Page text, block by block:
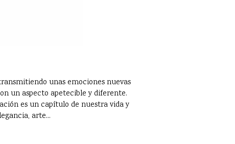
unas emociones nuevas
un aspecto apetecible y diferente.
es un capítulo de nuestra vida y
arte...